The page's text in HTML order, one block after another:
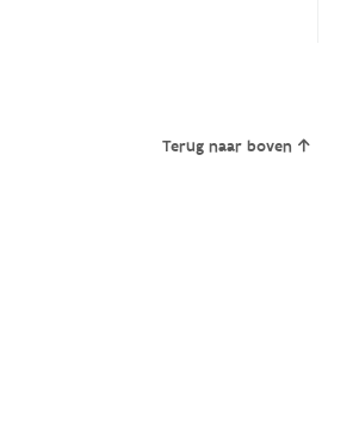
Terug naar boven